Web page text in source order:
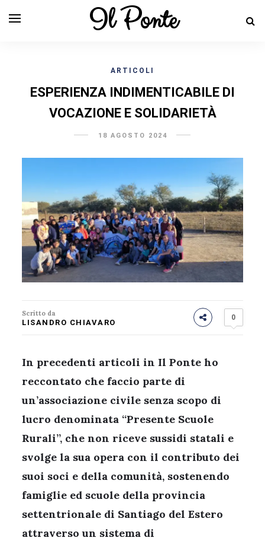
Il Ponte
ARTICOLI
ESPERIENZA INDIMENTICABILE DI
VOCAZIONE E SOLIDARIETÀ
18 AGOSTO 2024
Scritto da
LISANDRO CHIAVARO
0
In precedenti articoli in Il Ponte ho
reccontato che faccio parte di
un’associazione civile senza scopo di
lucro denominata “Presente Scuole
Rurali”, che non riceve sussidi statali e
svolge la sua opera con il contributo dei
suoi soci e della comunità, sostenendo
famiglie ed scuole della provincia
settentrionale di Santiago del Estero
attraverso un sistema di